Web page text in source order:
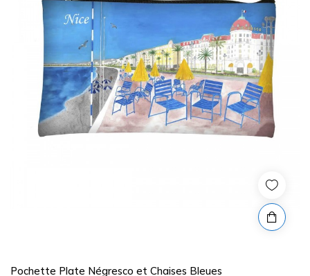
Pochette Plate Négresco et Chaises Bleues